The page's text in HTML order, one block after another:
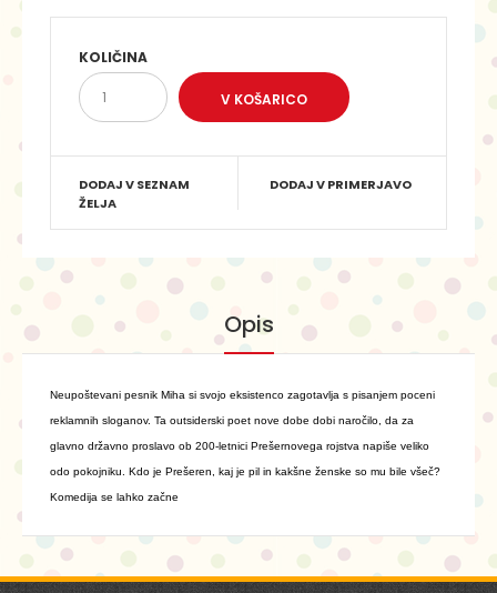
KOLIČINA
DODAJ V SEZNAM
ŽELJA
DODAJ V PRIMERJAVO
Opis
Neupoštevani pesnik Miha si svojo eksistenco zagotavlja s pisanjem poceni
reklamnih sloganov. Ta outsiderski poet nove dobe dobi naročilo, da za
glavno državno proslavo ob 200-letnici Prešernovega rojstva napiše veliko
odo pokojniku. Kdo je Prešeren, kaj je pil in kakšne ženske so mu bile všeč?
Komedija se lahko začne